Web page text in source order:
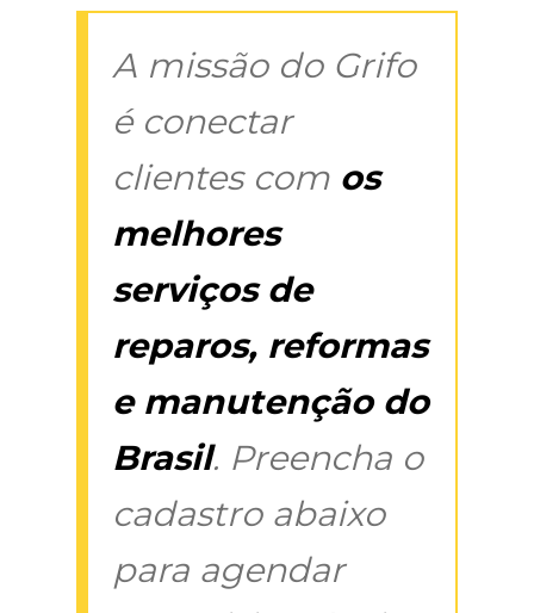
A missão do Grifo
é conectar
clientes com os
melhores
serviços de
reparos, reformas
e manutenção do
Brasil. Preencha o
cadastro abaixo
para agendar